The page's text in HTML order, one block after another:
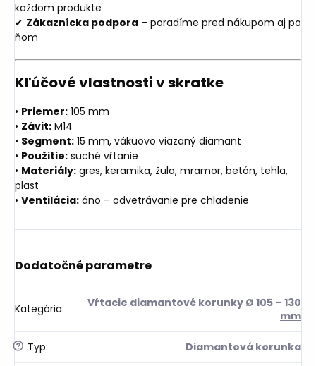
každom produkte
✔ Zákaznícka podpora – poradíme pred nákupom aj po
ňom
Kľúčové vlastnosti v skratke
• Priemer: 105 mm
• Závit: M14
• Segment: 15 mm, vákuovo viazaný diamant
• Použitie: suché vŕtanie
• Materiály: gres, keramika, žula, mramor, betón, tehla,
plast
• Ventilácia: áno – odvetrávanie pre chladenie
Dodatočné parametre
Kategória:
Vŕtacie diamantové korunky Ø 105 – 130
mm
? Typ: Diamantová korunka